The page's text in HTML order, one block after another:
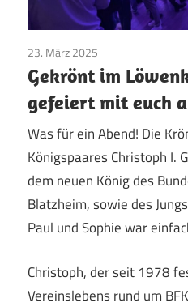
23. März 2025
Gekrönt im
gefeiert mit euch
Was für ein Abend! Die
Königspaares Christoph I.
dem neuen König des
Blatzheim, sowie des
Paul und Sophie war
Christoph, der seit 1978
Vereinslebens rund um